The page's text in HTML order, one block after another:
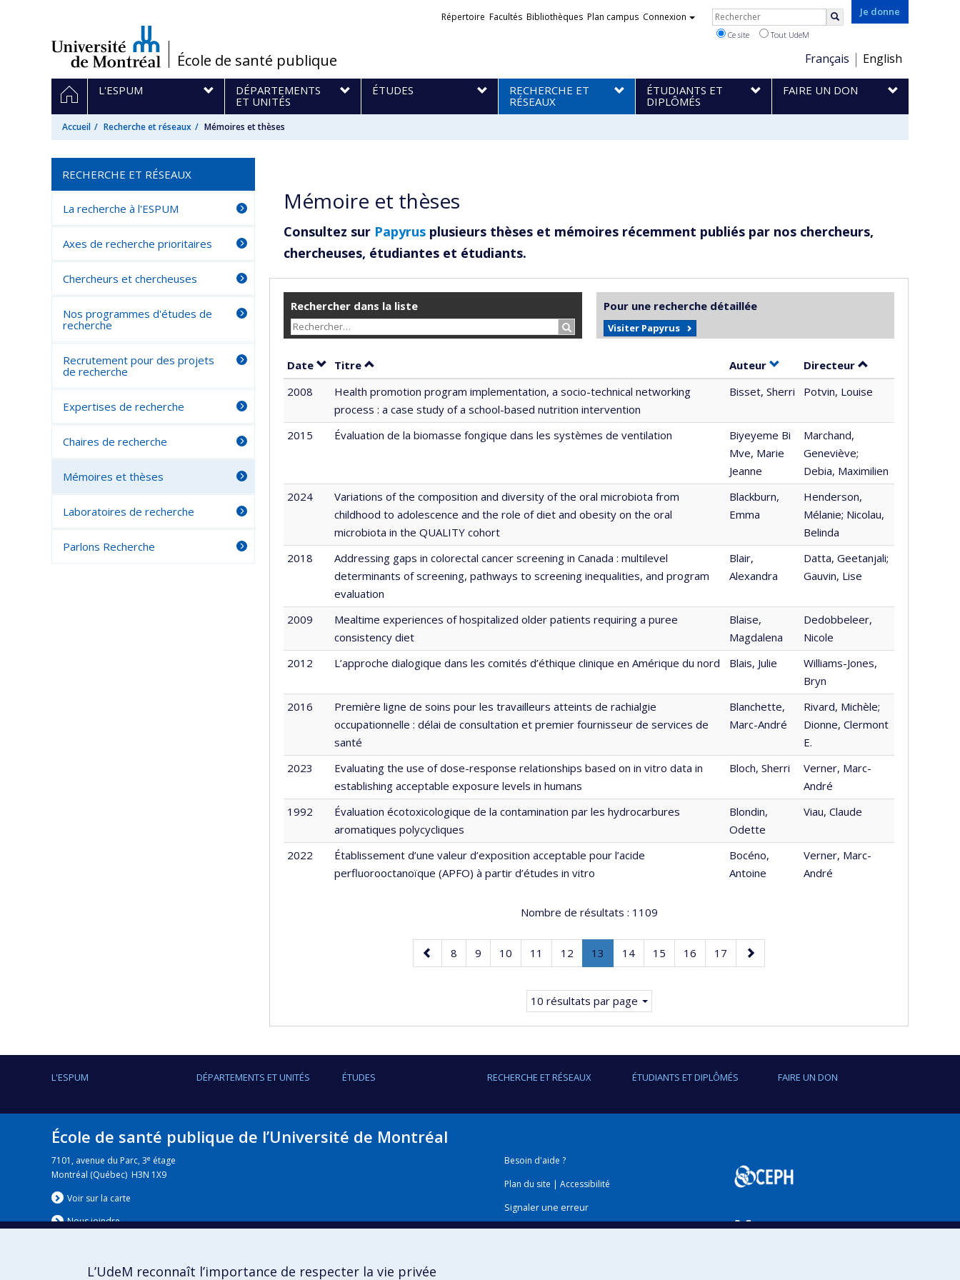
/École de santé publique
Je donne
Choix
de
la
langue
Français English
Liens
Répertoire Facultés Bibliothèques Plan campus Connexion Rechercher
Ce site Tout UdeM
Navigation
principale
ACCUEIL
L'ESPUM
DÉPARTEMENTS
ET UNITÉS
ÉTUDES
RECHERCHE ET
RÉSEAUX
ÉTUDIANTS ET
DIPLÔMÉS
FAIRE UN DON
Accueil Recherche et réseaux Mémoires et thèses
Mémoire et thèses
Consultez sur Papyrus plusieurs thèses et mémoires récemment publiés par nos chercheurs,
chercheuses, étudiantes et étudiants.
Rechercher dans la liste
Rechercher…
Pour une recherche détaillée
Visiter Papyrus
Date Trier par date en ordre croissant
Titre Trier par titre en ordre croissant Auteur Trier par auteur en ordre croissant
Directeur par contributeur
2008
Health promotion program implementation, a socio-technical networking
process : a case study of a school-based nutrition intervention
Bisset, Sherri Potvin, Louise
2015 Évaluation de la biomasse fongique dans les systèmes de ventilation
Biyeyeme Bi
Mve, Marie
Jeanne
Marchand,
Geneviève;
Debia, Maximilien
2024
Variations of the composition and diversity of the oral microbiota from
childhood to adolescence and the role of diet and obesity on the oral
microbiota in the QUALITY cohort
Blackburn,
Emma
Henderson,
Mélanie; Nicolau,
Belinda
2018
Addressing gaps in colorectal cancer screening in Canada : multilevel
determinants of screening, pathways to screening inequalities, and program
evaluation
Blair,
Alexandra
Datta, Geetanjali;
Gauvin, Lise
2009
Mealtime experiences of hospitalized older patients requiring a puree
consistency diet
Blaise,
Magdalena
Dedobbeleer,
Nicole
2012
L’approche dialogique dans les comités d’éthique clinique en Amérique du nord Blais, Julie
Williams-Jones,
Bryn
2016
Première ligne de soins pour les travailleurs atteints de rachialgie
occupationnelle : délai de consultation et premier fournisseur de services de
santé
Blanchette,
Marc-André
Rivard, Michèle;
Dionne, Clermont
E.
2023
Evaluating the use of dose-response relationships based on in vitro data in
establishing acceptable exposure levels in humans
Bloch, Sherri
Verner, Marc-
André
1992
Évaluation écotoxicologique de la contamination par les hydrocarbures
aromatiques polycycliques
Blondin,
Odette
Viau, Claude
2022
Établissement d’une valeur d’exposition acceptable pour l’acide
perfluorooctanoïque (APFO) à partir d’études in vitro
Bocéno,
Antoine
Verner, Marc-
André
Nombre de résultats : 1109
Page
précédente
Page
8 Page
9 Page
10 Page
11 Page
12 Page
13
Page
courante.
Page
14 Page
15 Page
16 Page
17
Page
suivante
10 résultats par page
RECHERCHE ET RÉSEAUX
La recherche à l'ESPUM
Axes de recherche prioritaires
Chercheurs et chercheuses
Nos programmes d'études de
recherche
Recrutement pour des projets
de recherche
Expertises de recherche
Chaires de recherche
Mémoires et thèses
Laboratoires de recherche
Parlons Recherche
L'ESPUM DÉPARTEMENTS ET UNITÉS ÉTUDES RECHERCHE ET RÉSEAUX ÉTUDIANTS ET DIPLÔMÉS FAIRE UN DON
École de santé publique de l’Université de Montréal
7101, avenue du Parc, 3e étage
Montréal (Québec) H3N 1X9
Voir sur la carte
Nous joindre
Besoin d'aide ?
Plan du site |Accessibilité
Signaler une erreur
L’UdeM reconnaît l’importance de respecter la vie privée